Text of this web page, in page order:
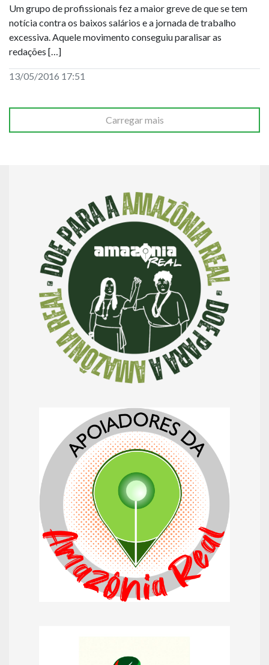
Um grupo de profissionais fez a maior greve de que se tem
notícia contra os baixos salários e a jornada de trabalho
excessiva. Aquele movimento conseguiu paralisar as
redações […]
13/05/2016 17:51
Carregar mais